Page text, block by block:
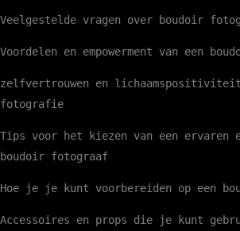
Veelgestelde vragen over boudoir
Voordelen en empowerment van een
zelfvertrouwen en
fotografie
Tips voor het kiezen van een ervaren
boudoir fotograaf
Hoe je je kunt voorbereiden op een
Accessoires en props die je kunt